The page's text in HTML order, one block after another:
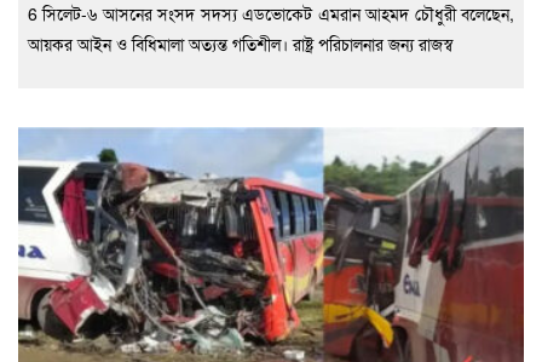
6 ‎সিলেট-৬ আসনের সংসদ সদস্য এডভোকেট এমরান আহমদ চৌধুরী বলেছেন,
আয়কর আইন ও বিধিমালা অত্যন্ত গতিশীল। রাষ্ট্র পরিচালনার জন্য রাজস্ব